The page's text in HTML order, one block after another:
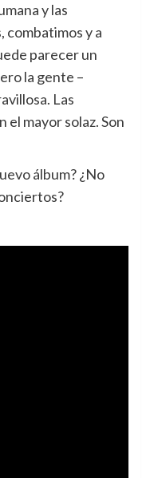
y las
combatimos y a
parecer un
la gente –
Las
mayor solaz. Son
álbum? ¿No